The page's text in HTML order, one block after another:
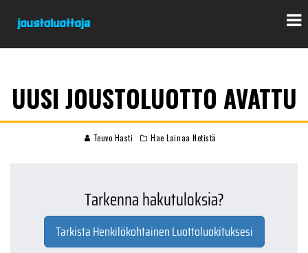
UUSI JOUSTOLUOTTO AVATTU
Teuvo Hasti Hae Lainaa Netistä
Tarkenna hakutuloksia?
Tarkista Henkilökohtainen Luottoluokituksesi